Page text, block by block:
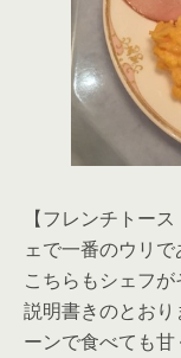
【フレンチトー
ェで一番のウリで
こちらもシェフが
説明書きのとお
ーンで食べても甘